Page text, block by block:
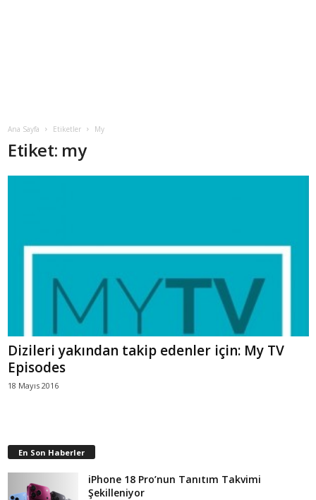
Ana Sayfa Etiketler My
Etiket: my
Dizileri yakından takip edenler için: My TV
Episodes
18 Mayıs 2016
En Son Haberler
iPhone 18 Pro’nun Tanıtım Takvimi
Şekilleniyor